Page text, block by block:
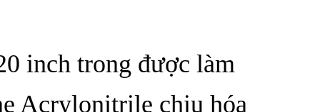
inch trong được làm
Acrylonitrile chịu hóa